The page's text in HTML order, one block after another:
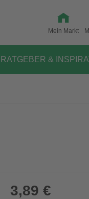
Mein Markt
RATGEBER &
3,89 €